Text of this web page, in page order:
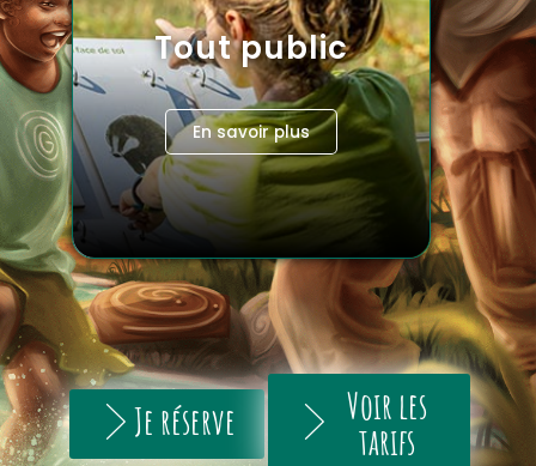
Tout public
En savoir plus
Je réserve
Voir les
tarifs